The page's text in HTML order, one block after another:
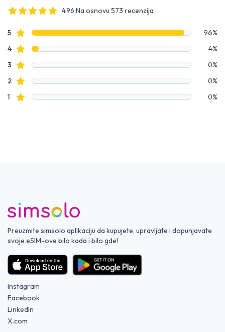
4.96 Na osnovu 573 recenzija
Podaci o recenzijama
5Zvezdice recenzija
96%
4Zvezdice recenzija
4%
3 Zvezdice recenzija
0%
2Zvezdice recenzija
0%
1 Zvezdice recenzija 0%
Preuzmite simsolo aplikaciju da kupujete, upravljate i dopunjavate
svoje eSIM-ove bilo kada i bilo gde!
Instagram
Facebook
LinkedIn
X.com